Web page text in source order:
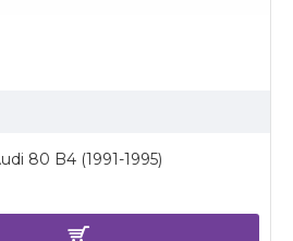
80 B4 (1991-1995)